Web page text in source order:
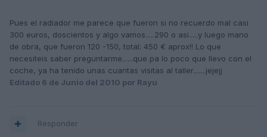
Pues el radiador me parece que fueron si no recuerdo mal casi
300 euros, doscientos y algo vamos.....290 o asi.....y luego mano
de obra, que fueron 120 -150, total: 450 € aprox!! Lo que
necesiteis saber preguntarme......que pa lo poco que llevo con el
coche, ya ha tenido unas cuantas visitas al taller.......jejejj
Editado 6 de Junio del 2010 por Rayu
Responder